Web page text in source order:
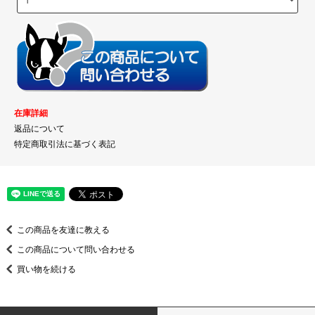
在庫詳細
返品について
特定商取引法に基づく表記
この商品を友達に教える
この商品について問い合わせる
買い物を続ける